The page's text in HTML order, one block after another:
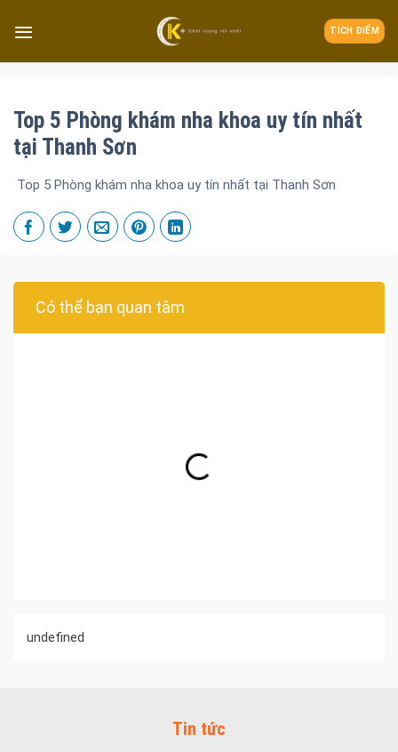
TÍCH ĐIỂM
Top 5 Phòng khám nha khoa uy tín nhất
tại Thanh Sơn
Top 5 Phòng khám nha khoa uy tín nhất tại Thanh Sơn
Có thể bạn quan tâm
undefined
Tin tức